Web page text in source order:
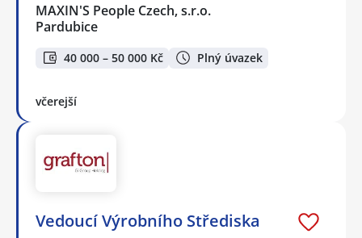
MAXIN'S People Czech, s.r.o.
Pardubice
40 000 – 50 000 Kč Plný úvazek
včerejší
Vedoucí Výrobního Střediska